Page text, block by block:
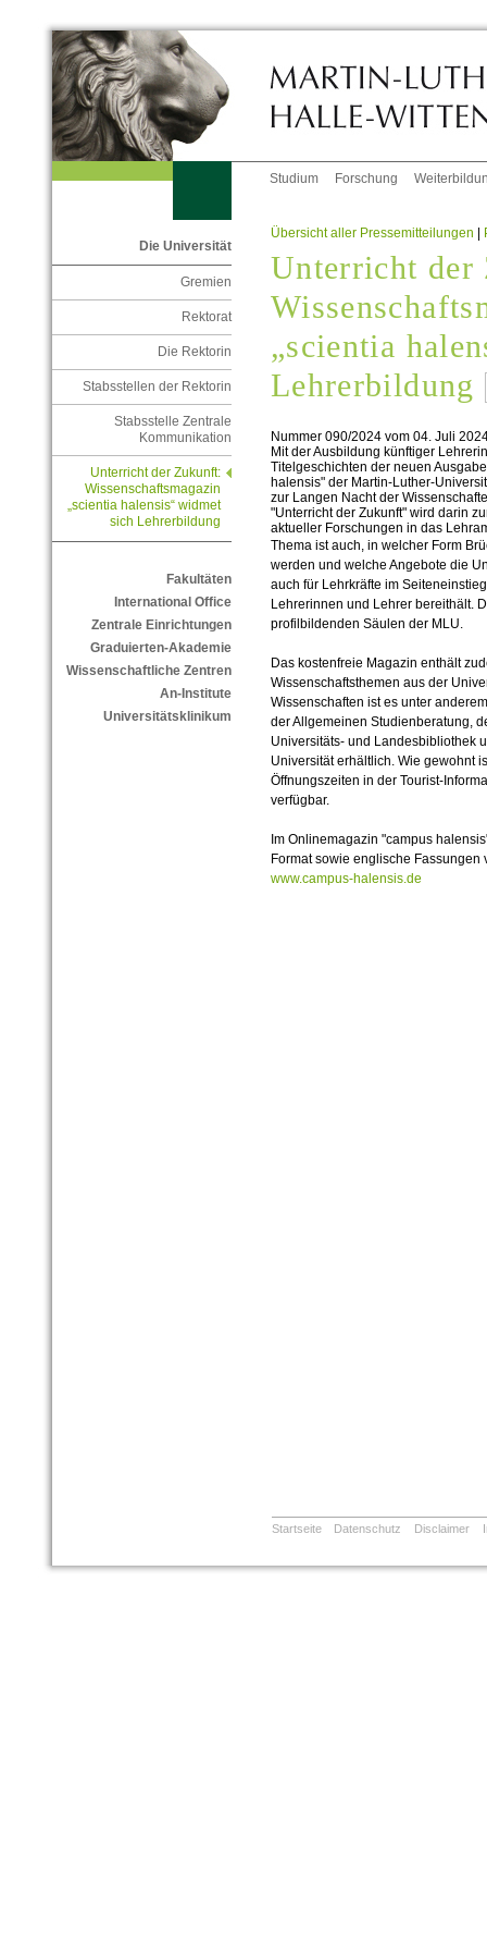
Studium Forschung
Die Universität
Gremien
Rektorat
Die Rektorin
Stabsstellen der Rektorin
Stabsstelle Zentrale
Kommunikation
Unterricht der Zukunft:
Wissenschaftsmagazin
„scientia halensis“ widmet
sich Lehrerbildung
Fakultäten
International Office
Zentrale Einrichtungen
Graduierten-Akademie
Wissenschaftliche Zentren
An-Institute
Universitätsklinikum
Übersicht aller Pressemitteilungen |
Unterricht der
„scientia
Lehrerbildung
Nummer 090/2024 vom 04. Juli
Mit der Ausbildung künftiger
Titelgeschichten der neuen
halensis" der Martin-Luther-
zur Langen Nacht der
"Unterricht der Zukunft" wird darin
aktueller Forschungen in das
Thema ist auch, in welcher Form
werden und welche Angebote die
auch für Lehrkräfte im
Lehrerinnen und Lehrer bereithält.
profilbildenden Säulen der MLU.
Das kostenfreie Magazin enthält
Wissenschaftsthemen aus der
Wissenschaften ist es unter
der Allgemeinen Studienberatung,
Universitäts- und Landesbibliothek
Universität erhältlich. Wie gewohnt
Öffnungszeiten in der Tourist-
verfügbar.
Im Onlinemagazin "campus
Format sowie englische
www.campus-halensis.de
Startseite Datenschutz Disclaimer